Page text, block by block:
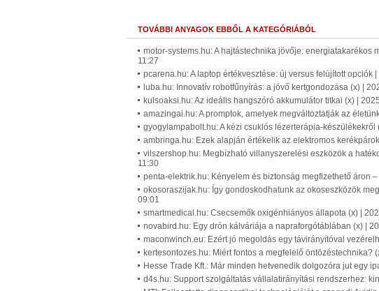
TOVÁBBI ANYAGOK EBBŐL A KATEGÓRIÁBÓL
motor-systems.hu: A hajtástechnika jövője:
11:27
pcarena.hu: A laptop értékvesztése: új versus felújított opciók
luba.hu: Innovatív robotfűnyírás: a jövő kertgondozása (x) |
kulsoaksi.hu: Az ideális hangszóró akkumulátor titkai (x) |
amazingai.hu: A promptok, amelyek megváltoztatják az
gyogylampabolt.hu: A kézi csuklós lézerterápia-készülékekről
ambringa.hu: Ezek alapján értékelik az elektromos
vilszershop.hu: Megbízható villanyszerelési eszközök a
11:30
penta-elektrik.hu: Kényelem és biztonság megfizethető áron
okosoraszijak.hu: Így gondoskodhatunk az okoseszközök
09:01
smartmedical.hu: Csecsemők oxigénhiányos állapota (x) |
novabird.hu: Egy drón kálváriája a napraforgótáblában (x) |
maconwinch.eu: Ezért jó megoldás egy távirányítóval
kertesontozes.hu: Miért fontos a megfelelő öntözéstechnika?
Hesse Trade Kft.: Már minden hetvenedik dolgozóra jut egy
d4s.hu: Support szolgáltatás vállalatirányítási rendszerhez: